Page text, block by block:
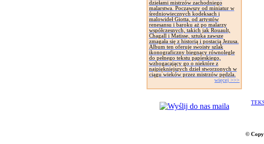
dziełami mistrzów zachodniego
malarstwa. Począwszy od miniatur w
średniowiecznych kodeksach i
malowideł Giotta, od artystów
renesansu i baroku aż po malarzy
współczesnych, takich jak Rouault,
Chagall i Matisse, sztuka zawsze
zmagała się z historią i postacią Jezusa.
Album ten oferuje swoisty szlak
ikonograficzny biegnący równolegle
do pełnego tekstu papieskiego,
wzbogacający go o niektóre z
najpiękniejszych dzieł stworzonych w
ciągu wieków przez mistrzów pędzla.
więcej >>>
©